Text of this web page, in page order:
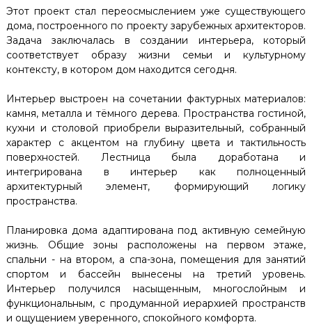
Этот проект стал переосмыслением уже существующего
дома, построенного по проекту зарубежных архитекторов.
Задача заключалась в создании интерьера, который
соответствует образу жизни семьи и культурному
контексту, в котором дом находится сегодня.
Интерьер выстроен на сочетании фактурных материалов:
камня, металла и тёмного дерева. Пространства гостиной,
кухни и столовой приобрели выразительный, собранный
характер с акцентом на глубину цвета и тактильность
поверхностей. Лестница была доработана и
интегрирована в интерьер как полноценный
архитектурный элемент, формирующий логику
пространства.
Планировка дома адаптирована под активную семейную
жизнь. Общие зоны расположены на первом этаже,
спальни - на втором, а спа-зона, помещения для занятий
спортом и бассейн вынесены на третий уровень.
Интерьер получился насыщенным, многослойным и
функциональным, с продуманной иерархией пространств
и ощущением уверенного, спокойного комфорта.